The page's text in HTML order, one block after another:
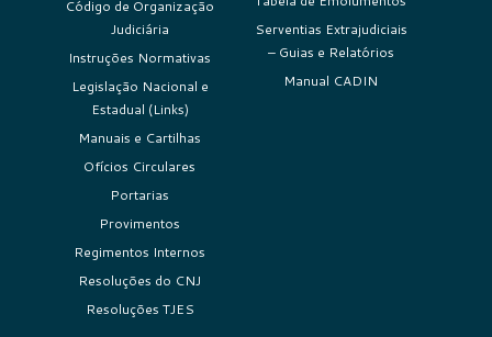
Código de Organização
Judiciária
Instruções Normativas
Legislação Nacional e
Estadual (Links)
Manuais e Cartilhas
Ofícios Circulares
Portarias
Provimentos
Regimentos Internos
Resoluções do CNJ
Resoluções TJES
Serventias Extrajudiciais
– Guias e Relatórios
Manual CADIN